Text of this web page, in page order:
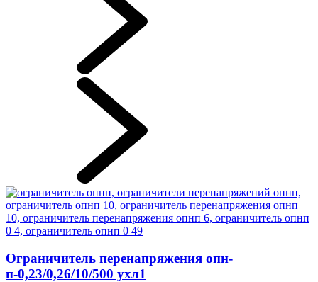
Ограничитель перенапряжения опн-
п-0,23/0,26/10/500 ухл1